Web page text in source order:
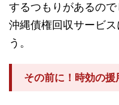
するつもりがあるの
沖縄債権回収サービ
う。
その前に！時効の援